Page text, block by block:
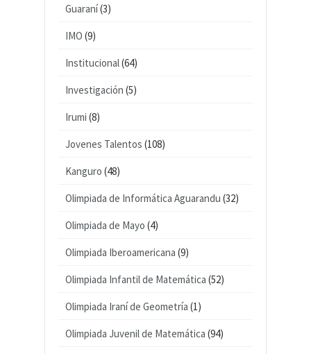
Guaraní(3)
IMO (9)
Institucional(64)
Investigación (5)
Irumi (8)
Jovenes Talentos (108)
Kanguro (48)
Olimpiada de Informática Aguarandu (32)
Olimpiada de Mayo (4)
Olimpiada Iberoamericana (9)
Olimpiada Infantil de Matemática (52)
Olimpiada Iraní de Geometría (1)
Olimpiada Juvenil de Matemática (94)